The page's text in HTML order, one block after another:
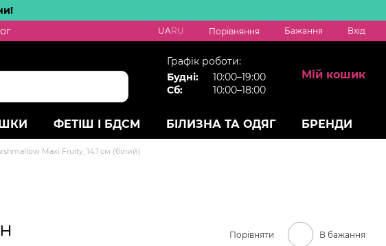
UARU Порівняння Бажання Вхід
Графік роботи:
Будні:
10:00–19:00
Сб:
10:00–18:00
Мій кошик
ФЕТІШ І БДСМ БІЛИЗНА ТА ОДЯГ БРЕНДИ
Maxi Fruity, 14.1 см (білий)
Порівняти В бажання